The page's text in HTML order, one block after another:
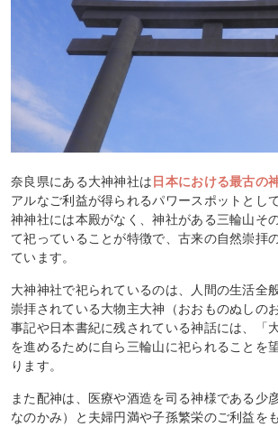
奈良県にある大神神社は日本における最古の
アルなご利益が得られるパワースポットとし
神神社には本殿がなく、神社がある三輪山そ
て祀っていることが特徴で、古来の自然崇拝
ています。
大神神社で祀られているのは、人間の生活全
崇拝されている大物主大神（おおものぬしの
事記や日本書紀に残されている神話には、「
を進めるために自ら三輪山に祀られることを
ります。
また配神は、医療や酒造を司る神様である少
なのかみ）と夫婦円満や子孫繁栄のご利益を